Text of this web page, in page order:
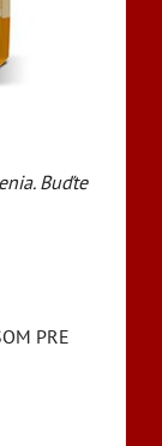
Buďte
PRE